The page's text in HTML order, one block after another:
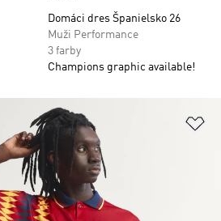
Domáci dres Španielsko 26
Muži Performance
3 farby
Champions graphic available!